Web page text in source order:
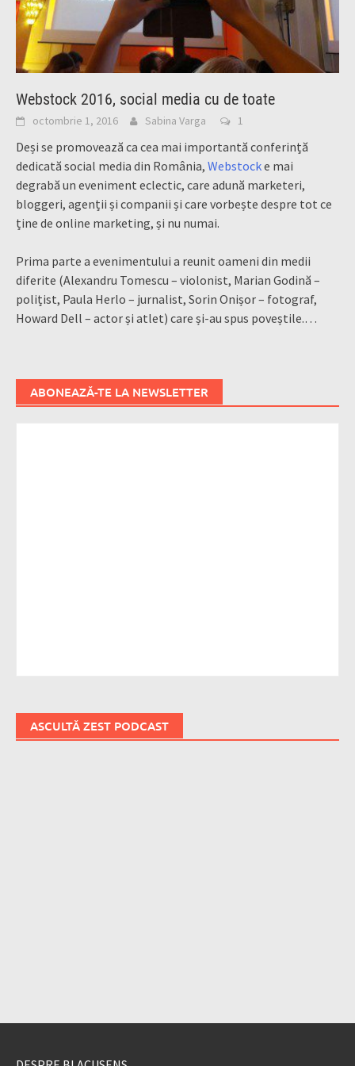
Webstock 2016, social media cu de toate
octombrie 1, 2016 Sabina Varga 1
Deși se promovează ca cea mai importantă conferință
dedicată social media din România, Webstocke mai
degrabă un eveniment eclectic, care adună marketeri,
bloggeri, agenții și companii și care vorbește despre tot ce
ține de online marketing, și nu numai.
Prima parte a evenimentului a reunit oameni din medii
diferite (Alexandru Tomescu – violonist, Marian Godină –
polițist, Paula Herlo – jurnalist, Sorin Onișor – fotograf,
Howard Dell – actor și atlet) care și-au spus poveștile.…
ABONEAZĂ-TE LA NEWSLETTER
ASCULTĂ ZEST PODCAST